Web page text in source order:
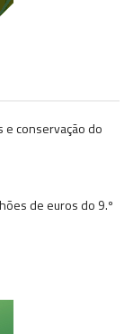
e conservação do
de euros do 9.º